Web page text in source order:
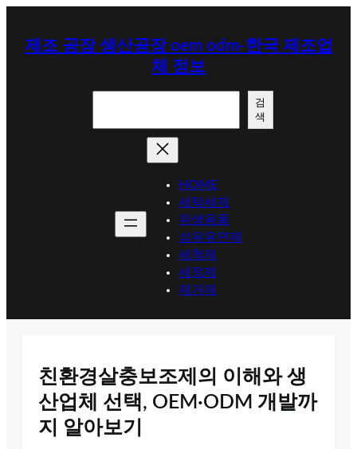
제조 공장 생산공장 oem odm-한국 제조업
체 정보
검
색
HOME
세탁세제
위생용품
섬유유연제
세척제
세정제
제거제
친환경살충보조제의 이해와 생
산업체 선택, OEM·ODM 개발까
지 알아보기